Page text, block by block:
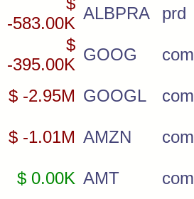
-583.00K
ALBPRA
prd
$
-395.00K
GOOG
com
$ -2.95M GOOGL
com
$ -1.01M AMZN
com
$ 0.00K AMT
com